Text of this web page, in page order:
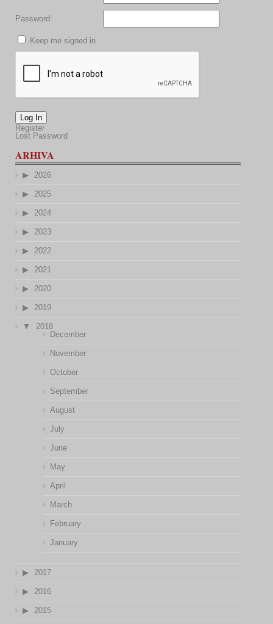
Password:
Keep me signed in
Log In
Register
Lost Password
ARHIVA
2026
2025
2024
2023
2022
2021
2020
2019
2018
December
November
October
September
August
July
June
May
April
March
February
January
2017
2016
2015